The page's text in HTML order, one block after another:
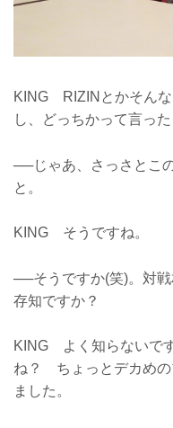
KING RIZINとかそんな
し、どっちかって言っ
──じゃあ、さっさとこ
と。
KING そうですね。
──そうですか(笑)。対
存知ですか？
KING よく知らないで
ね？ ちょっとデカめの
ました。